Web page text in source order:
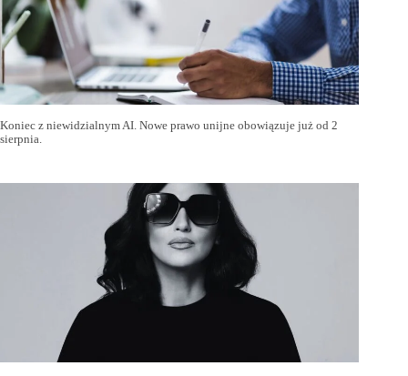
Koniec z niewidzialnym AI. Nowe prawo unijne obowiązuje już od 2
sierpnia.